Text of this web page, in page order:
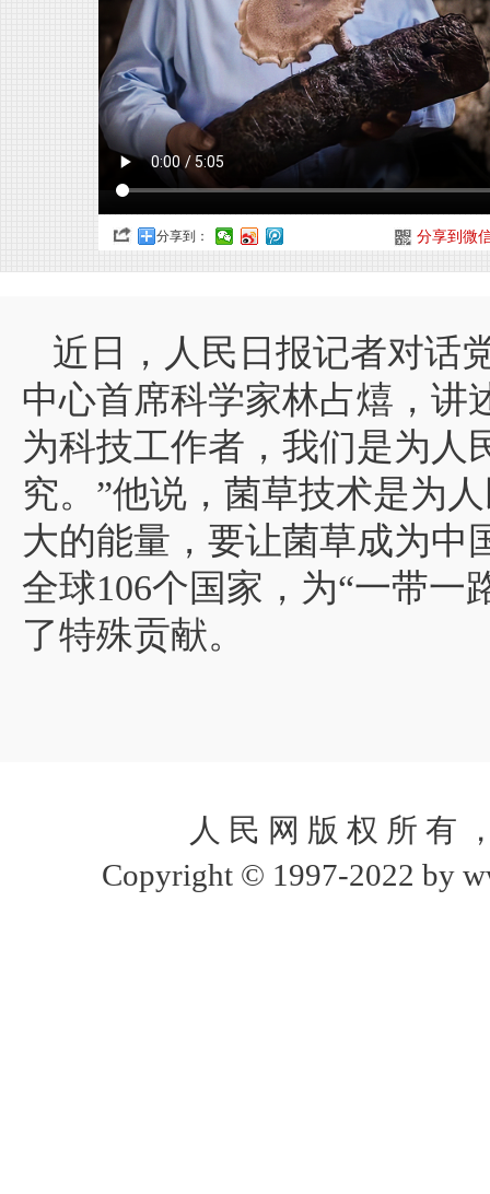
分享到： 分享到微
近日，人民日报记者对话
中心首席科学家林占熺，讲
为科技工作者，我们是为人
究。”他说，菌草技术是为
大的能量，要让菌草成为中
全球106个国家，为“一带一
了特殊贡献。
人 民 网 版 权 所 有
Copyright © 1997-2022 by